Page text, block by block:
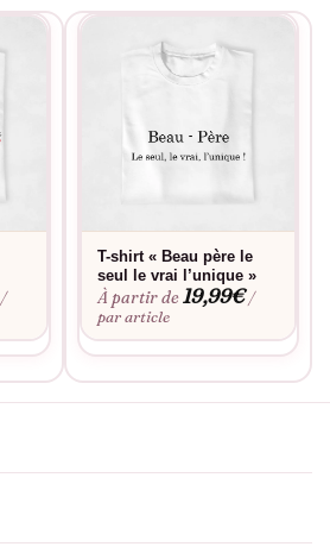
/
T-shirt « Beau père le
seul le vrai l’unique »
À partir de19,99€ /
par article